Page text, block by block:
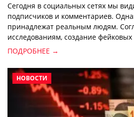
Сегодня в социальных сетях мы
подписчиков и комментариев.
принадлежат реальным людям.
исследованиям, создание фейковых
превратилось в отдельный бизнес.
университета изучили, как устроен
проанализировали, в каких странах
обходятся дешевле.
упоминается и Узбекистан.
номера создавать фейковые
ПОДРОБНЕЕ →
НОВОСТИ